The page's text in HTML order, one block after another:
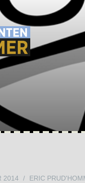
2014 / ERIC